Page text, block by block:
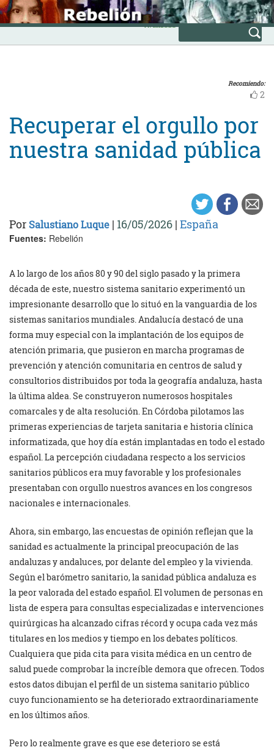
Skip
to
content
INICIO
Avanzada
Recomiendo:
2
Recuperar el orgullo por
nuestra sanidad pública
Por Salustiano Luque | 16/05/2026 | España
Fuentes: Rebelión
A lo largo de los años 80 y 90 del siglo pasado y la primera
década de este, nuestro sistema sanitario experimentó un
impresionante desarrollo que lo situó en la vanguardia de los
sistemas sanitarios mundiales. Andalucía destacó de una
forma muy especial con la implantación de los equipos de
atención primaria, que pusieron en marcha programas de
prevención y atención comunitaria en centros de salud y
consultorios distribuidos por toda la geografía andaluza, hasta
la última aldea. Se construyeron numerosos hospitales
comarcales y de alta resolución. En Córdoba pilotamos las
primeras experiencias de tarjeta sanitaria e historia clínica
informatizada, que hoy día están implantadas en todo el estado
español. La percepción ciudadana respecto a los servicios
sanitarios públicos era muy favorable y los profesionales
presentaban con orgullo nuestros avances en los congresos
nacionales e internacionales.
Ahora, sin embargo, las encuestas de opinión reflejan que la
sanidad es actualmente la principal preocupación de las
andaluzas y andaluces, por delante del empleo y la vivienda.
Según el barómetro sanitario, la sanidad pública andaluza es
la peor valorada del estado español. El volumen de personas en
lista de espera para consultas especializadas e intervenciones
quirúrgicas ha alcanzado cifras récord y ocupa cada vez más
titulares en los medios y tiempo en los debates políticos.
Cualquiera que pida cita para visita médica en un centro de
salud puede comprobar la increíble demora que ofrecen. Todos
estos datos dibujan el perfil de un sistema sanitario público
cuyo funcionamiento se ha deteriorado extraordinariamente
en los últimos años.
Pero lo realmente grave es que ese deterioro se está